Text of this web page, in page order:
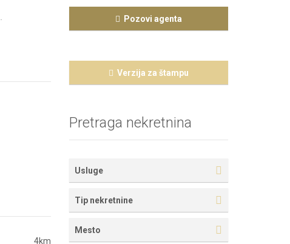
4km
Pozovi agenta
Verzija za štampu
Pretraga nekretnina
Usluge
Tip nekretnine
Mesto